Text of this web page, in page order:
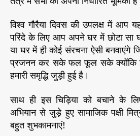
विश्व गौरैया दिवस की उपलक्ष में आप
परिंदे के लिए आप अपने घर में छोटा सा
या घर में ही कोई संरचना ऐसी बनवाएंगे
प्रजनन कर सके फल फूल सके क्योंकि
हमारी समृद्धि जुड़ी हुई है।
साथ ही इस चिड़िया को बचाने के
अभियान से जुड़े हुए सामाजिक पक्षी
बहुत शुभकामनाएं!